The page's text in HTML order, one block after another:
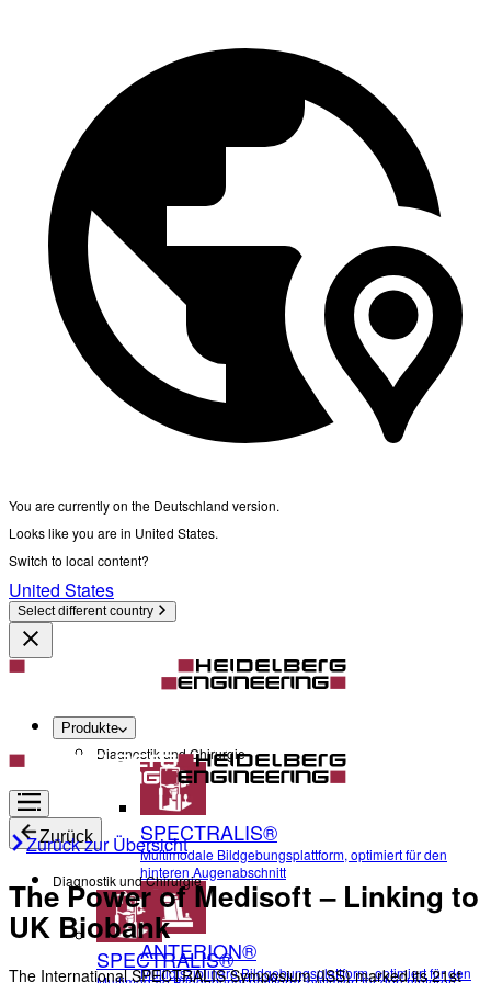
You are currently on the Deutschland version.
Looks like you are in United States.
Switch to local content?
United States
Select different country
Produkte
Diagnostik und Chirurgie
SPECTRALIS®
Multimodale Bildgebungsplattform, optimiert für den
hinteren Augenabschnitt
ANTERION®
Multidisziplinäre Bildgebungsplattform, optimiert für den
Zurück
Diagnostik und Chirurgie
SPECTRALIS®
Zurück zur Übersicht
The Power of Medisoft – Linking to
UK Biobank
The International SPECTRALIS Symposium (ISS) marked its 21st